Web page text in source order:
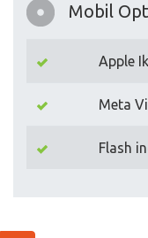
Mobil
Apple
Meta
Flash